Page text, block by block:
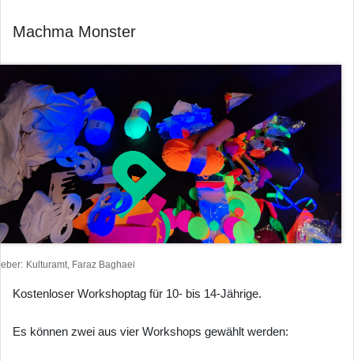
Machma Monster
Kulturamt, Faraz Baghaei
Kostenloser Workshoptag für 10- bis 14-Jährige.
Es können zwei aus vier Workshops gewählt werden: